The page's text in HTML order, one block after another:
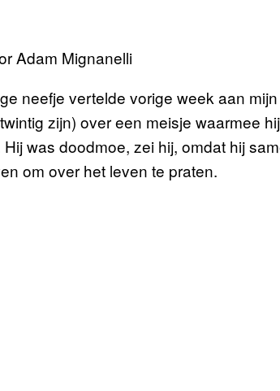
Adam Mignanelli
neefje vertelde vorige week aan
zijn) over een meisje waarmee
was doodmoe, zei hij, omdat hij
om over het leven te praten.